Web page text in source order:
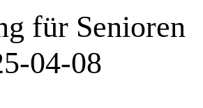
für Senioren
04-08